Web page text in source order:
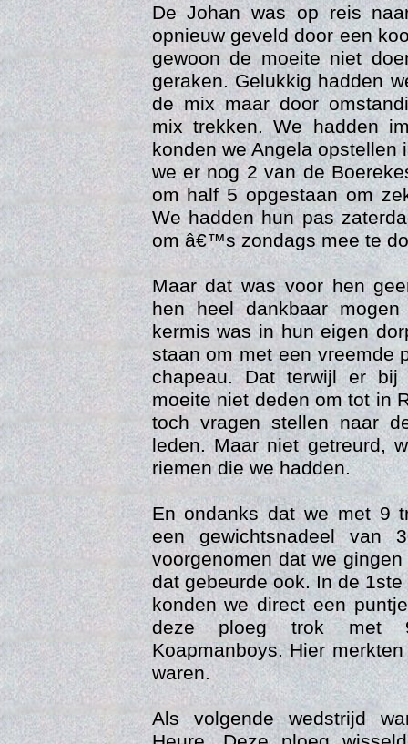
De Johan was op reis
opnieuw geveld door een
gewoon de moeite niet
geraken. Gelukkig hadden
de mix maar door
mix trekken. We hadden
konden we Angela opstellen
we er nog 2 van de
om half 5 opgestaan om
We hadden hun pas
om â€™s zondags mee te
Maar dat was voor hen
hen heel dankbaar
kermis was in hun eigen
staan om met een vreemde
chapeau. Dat terwijl er
moeite niet deden om tot in
toch vragen stellen naar
leden. Maar niet getreurd,
riemen die we hadden.
En ondanks dat we met 9
een gewichtsnadeel van
voorgenomen dat we
dat gebeurde ook. In de
konden we direct een
deze ploeg trok met
Koapmanboys. Hier
waren.
Als volgende wedstrijd